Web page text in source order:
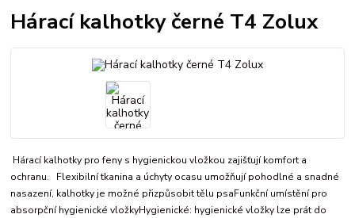
Hárací kalhotky černé T4 Zolux
Hárací kalhotky pro feny s hygienickou vložkou zajišťují komfort a
ochranu. Flexibilní tkanina a úchyty ocasu umožňují pohodlné a snadné
nasazení, kalhotky je možné přizpůsobit tělu psaFunkční umístění pro
absorpční hygienické vložkyHygienické: hygienické vložky lze prát do